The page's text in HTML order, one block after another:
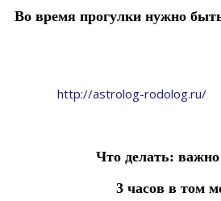
Во время прогулки нужно
http://astrolog-rodolog.ru/
Что делать:
3 часов в том